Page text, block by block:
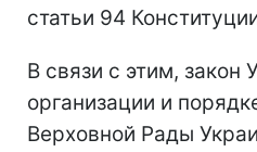
статьи 94
В связи с этим, закон
организации и
Верховной Рады